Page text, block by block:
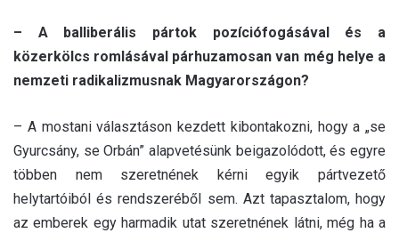
– A balliberális pártok pozíciófogásával és a
közerkölcs romlásával párhuzamosan van még helye a
nemzeti radikalizmusnak Magyarországon?
– A mostani választáson kezdett kibontakozni, hogy a „se
Gyurcsány, se Orbán” alapvetésünk beigazolódott, és egyre
többen nem szeretnének kérni egyik pártvezető
helytartóiból és rendszeréből sem. Azt tapasztalom, hogy
az emberek egy harmadik utat szeretnének látni, még ha a